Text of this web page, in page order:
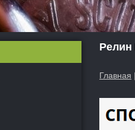
Релин
Главная |